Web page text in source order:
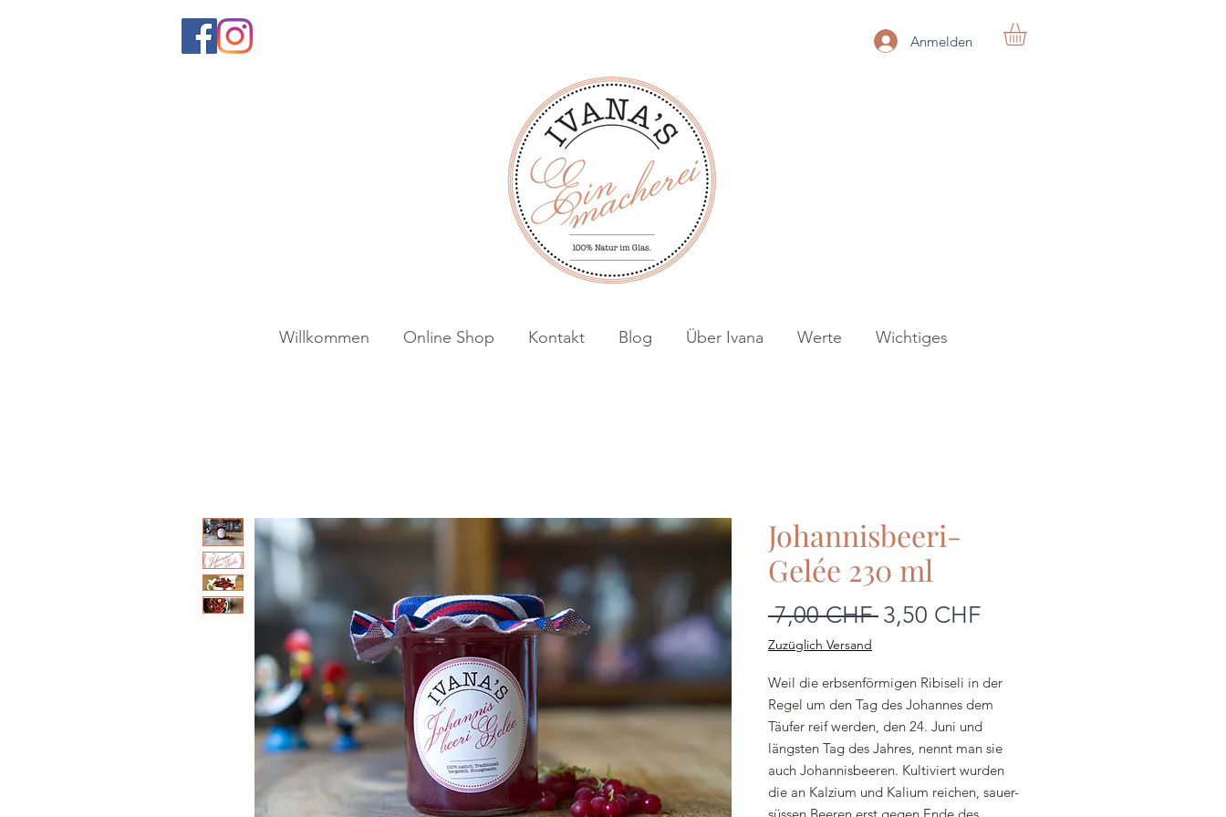
Anmelden
Willkommen Online Shop Kontakt Blog Über Ivana Werte Wichtiges
Johannisbeeri-
Gelée 230 ml
7,00 CHF Standardpreis
3,50 CHFSale-
Zuzüglich Versand
Weil die erbsenförmigen Ribiseli in der
Regel um den Tag des Johannes dem
Täufer reif werden, den 24. Juni und
längsten Tag des Jahres, nennt man sie
auch Johannisbeeren. Kultiviert wurden
die an Kalzium und Kalium reichen, sauer-